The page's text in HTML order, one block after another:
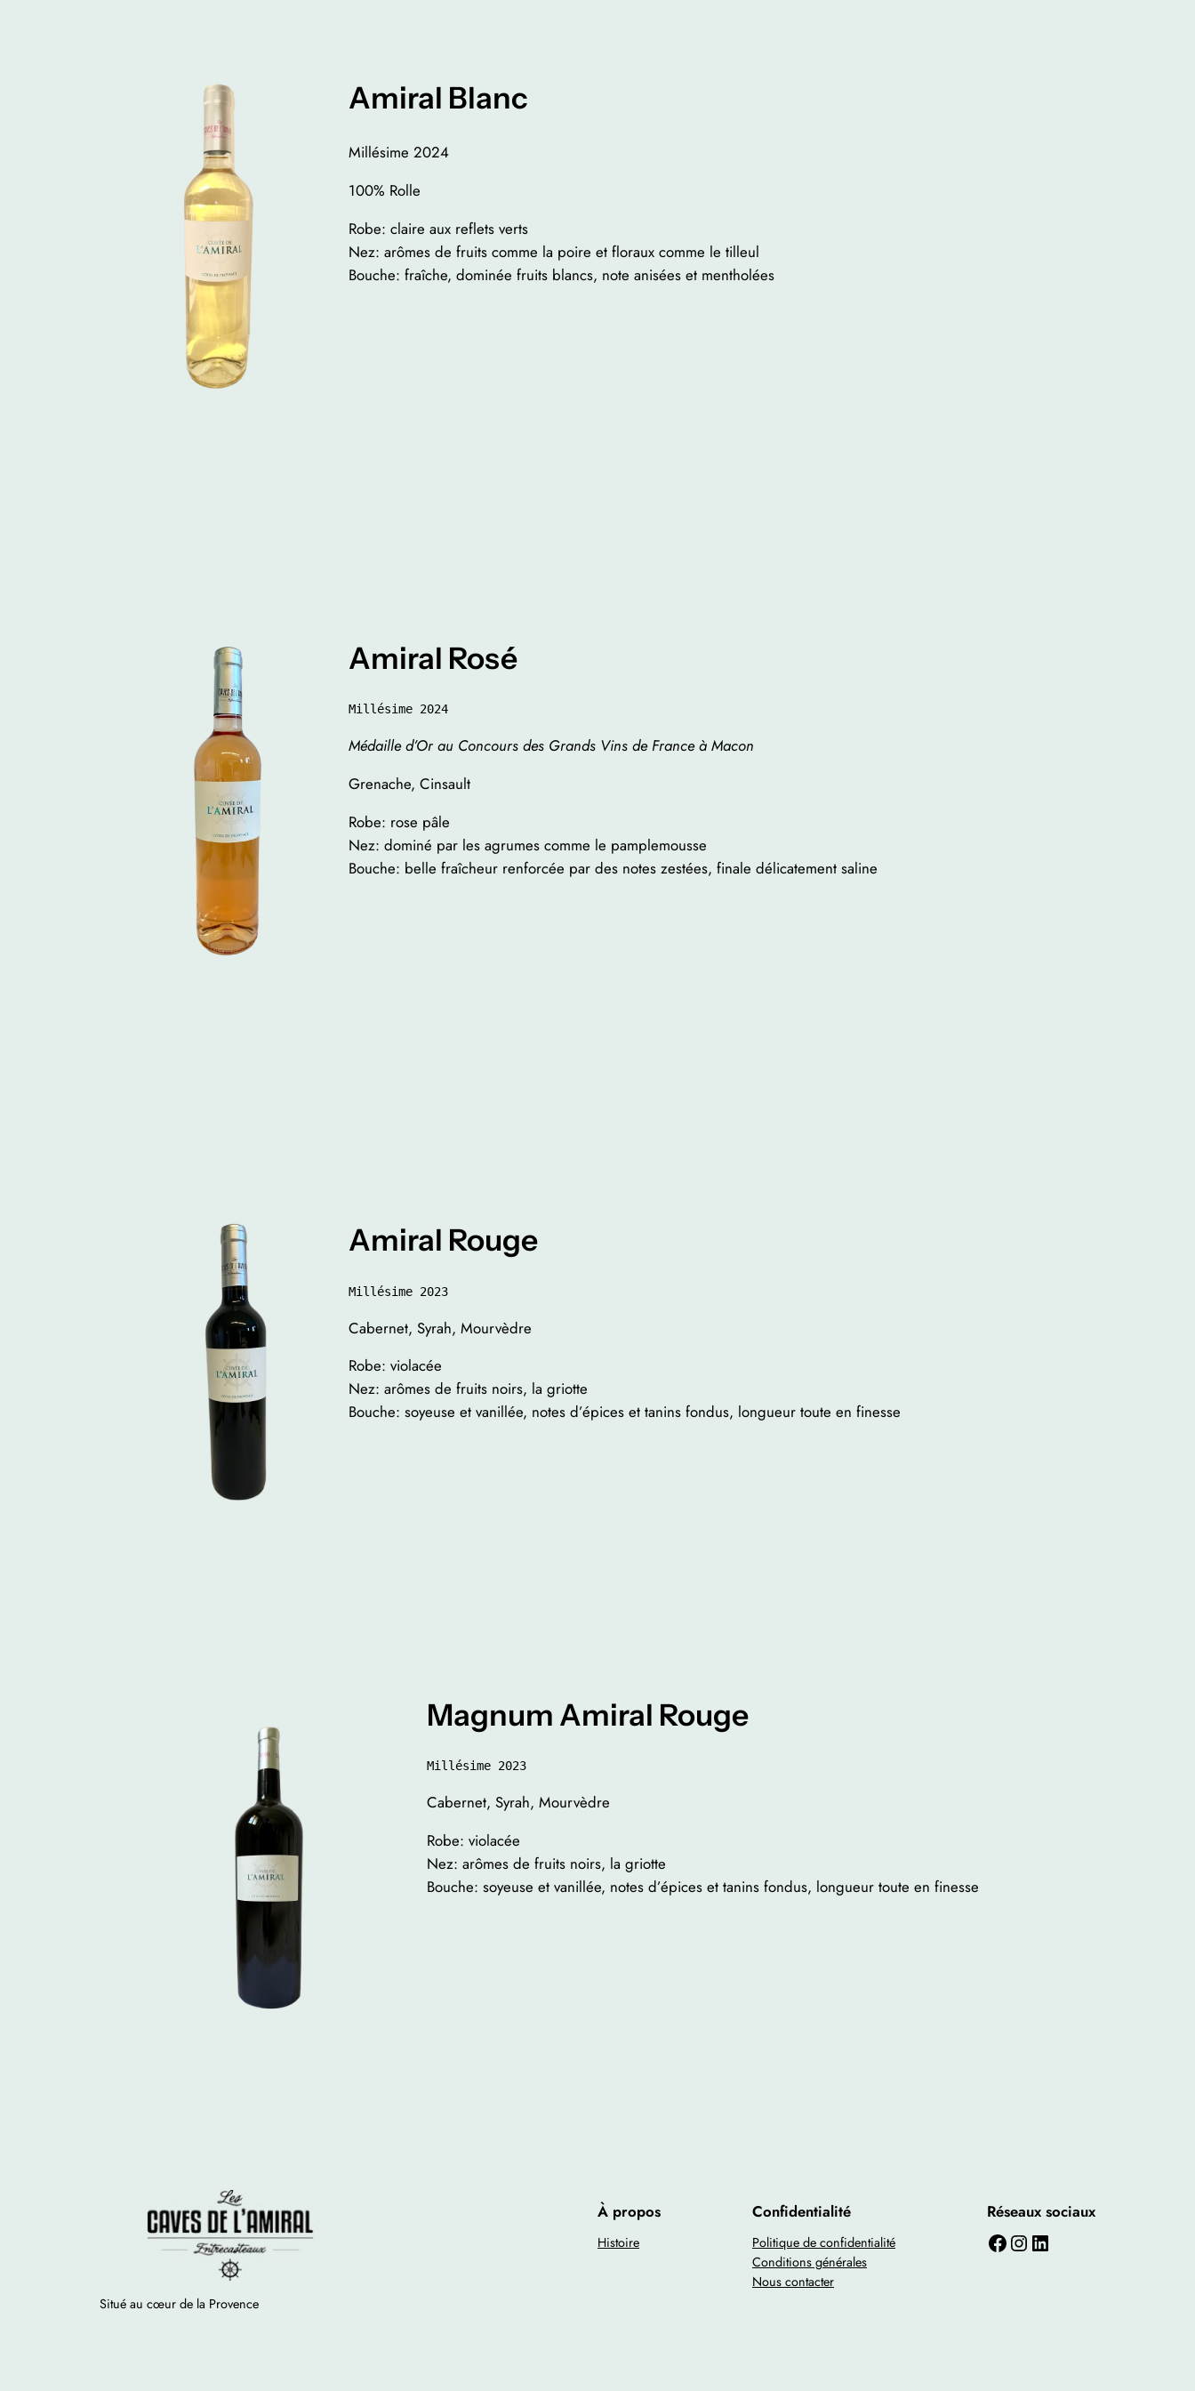
Amiral Blanc
Millésime 2024
100% Rolle
Robe: claire aux reflets verts
Nez: arômes de fruits comme la poire et floraux comme le tilleul
Bouche: fraîche, dominée fruits blancs, note anisées et mentholées
Amiral Rosé
Millésime 2024
Médaille d’Or au Concours des Grands Vins de France à Macon
Grenache, Cinsault
Robe: rose pâle
Nez: dominé par les agrumes comme le pamplemousse
Bouche: belle fraîcheur renforcée par des notes zestées, finale délicatement saline
Amiral Rouge
Millésime 2023
Cabernet, Syrah, Mourvèdre
Robe: violacée
Nez: arômes de fruits noirs, la griotte
Bouche: soyeuse et vanillée, notes d’épices et tanins fondus, longueur toute en finesse
Magnum Amiral Rouge
Millésime 2023
Cabernet, Syrah, Mourvèdre
Robe: violacée
Nez: arômes de fruits noirs, la griotte
Bouche: soyeuse et vanillée, notes d’épices et tanins fondus, longueur toute en finesse
Situé au cœur de la Provence
À propos
Histoire
Confidentialité
Politique de confidentialité
Conditions générales
Nous contacter
Réseaux sociaux
Facebook Instagram LinkedIn